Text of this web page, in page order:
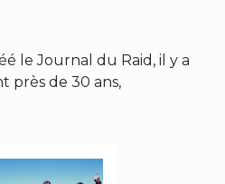
le Journal du Raid, il y a
près de 30 ans,